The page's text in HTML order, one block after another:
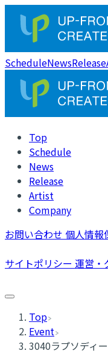
ScheduleNewsRelease
Top
Schedule
News
Release
Artist
Company
お問い合わせ 個人情報
サイトポリシー 運営・
Top
Event
3040ラプソディ